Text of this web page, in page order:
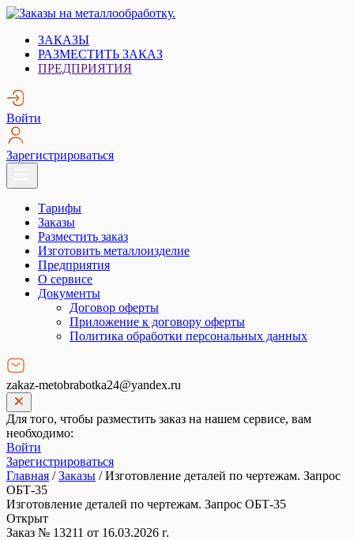
Skip
content
Заказы на металлообработку.
Металлообработка. Открытые заказы на металлообработку.
ЗАКАЗЫ
РАЗМЕСТИТЬ ЗАКАЗ
ПРЕДПРИЯТИЯ
Войти
Зарегистрироваться
Тарифы
Заказы
Разместить заказ
Изготовить металлоизделие
Предприятия
О сервисе
Документы
Договор оферты
Приложение к договору оферты
Политика обработки персональных данных
zakaz-metobrabotka24@yandex.ru
Для того, чтобы разместить заказ на нашем сервисе, вам
необходимо:
Войти
Зарегистрироваться
Главная /Заказы /Изготовление деталей по чертежам. Запрос
ОБТ-35
Изготовление деталей по чертежам. Запрос ОБТ-35
Открыт
Заказ № 13211 от 16.03.2026 г.